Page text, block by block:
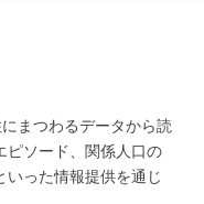
まつわるデータから読
ピソード、関係人口の
いった情報提供を通じ